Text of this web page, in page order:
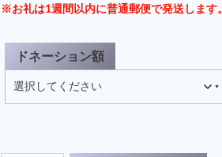
※お礼は1週間以内に普通郵便で発送します。
ドネーション額